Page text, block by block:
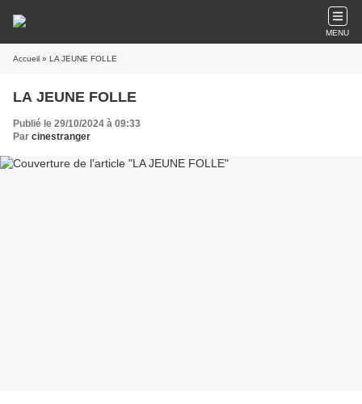
MENU
Accueil » LA JEUNE FOLLE
LA JEUNE FOLLE
Publié le 29/10/2024 à 09:33
Par cinestranger